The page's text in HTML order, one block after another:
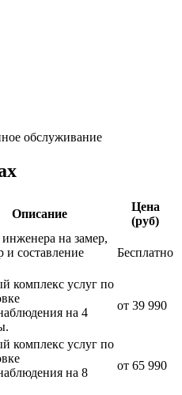
обслуживание
Описание
Цена
(руб)
на замер,
и составление
Бесплатно
комплекс услуг по
на 4
от 39 990
комплекс услуг по
на 8
от 65 990